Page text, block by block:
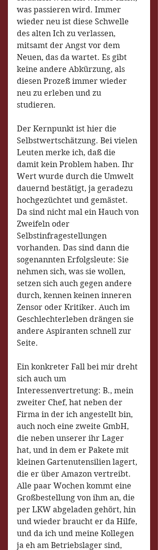
was passieren wird. Immer
wieder neu ist diese Schwelle
des alten Ich zu verlassen,
mitsamt der Angst vor dem
Neuen, das da wartet. Es gibt
keine andere Abkürzung, als
diesen Prozeß immer wieder
neu zu erleben und zu
studieren.
Der Kernpunkt ist hier die
Selbstwertschätzung. Bei vielen
Leuten merke ich, daß die
damit kein Problem haben. Ihr
Wert wurde durch die Umwelt
dauernd bestätigt, ja geradezu
hochgezüchtet und gemästet.
Da sind nicht mal ein Hauch von
Zweifeln oder
Selbstinfragestellungen
vorhanden. Das sind dann die
sogenannten Erfolgsleute: Sie
nehmen sich, was sie wollen,
setzen sich auch gegen andere
durch, kennen keinen inneren
Zensor oder Kritiker. Auch im
Geschlechterleben drängen sie
andere Aspiranten schnell zur
Seite.
Ein konkreter Fall bei mir dreht
sich auch um
Interessenvertretung: B., mein
zweiter Chef, hat neben der
Firma in der ich angestellt bin,
auch noch eine zweite GmbH,
die neben unserer ihr Lager
hat, und in dem er Pakete mit
kleinen Gartenutensilien lagert,
die er über Amazon vertreibt.
Alle paar Wochen kommt eine
Großbestellung von ihm an, die
per LKW abgeladen gehört, hin
und wieder braucht er da Hilfe,
und da ich und meine Kollegen
ja eh am Betriebslager sind,